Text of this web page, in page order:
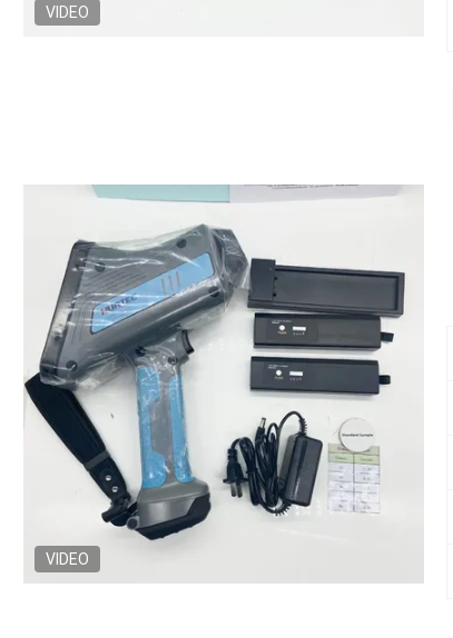
VIDEO
VIDEO